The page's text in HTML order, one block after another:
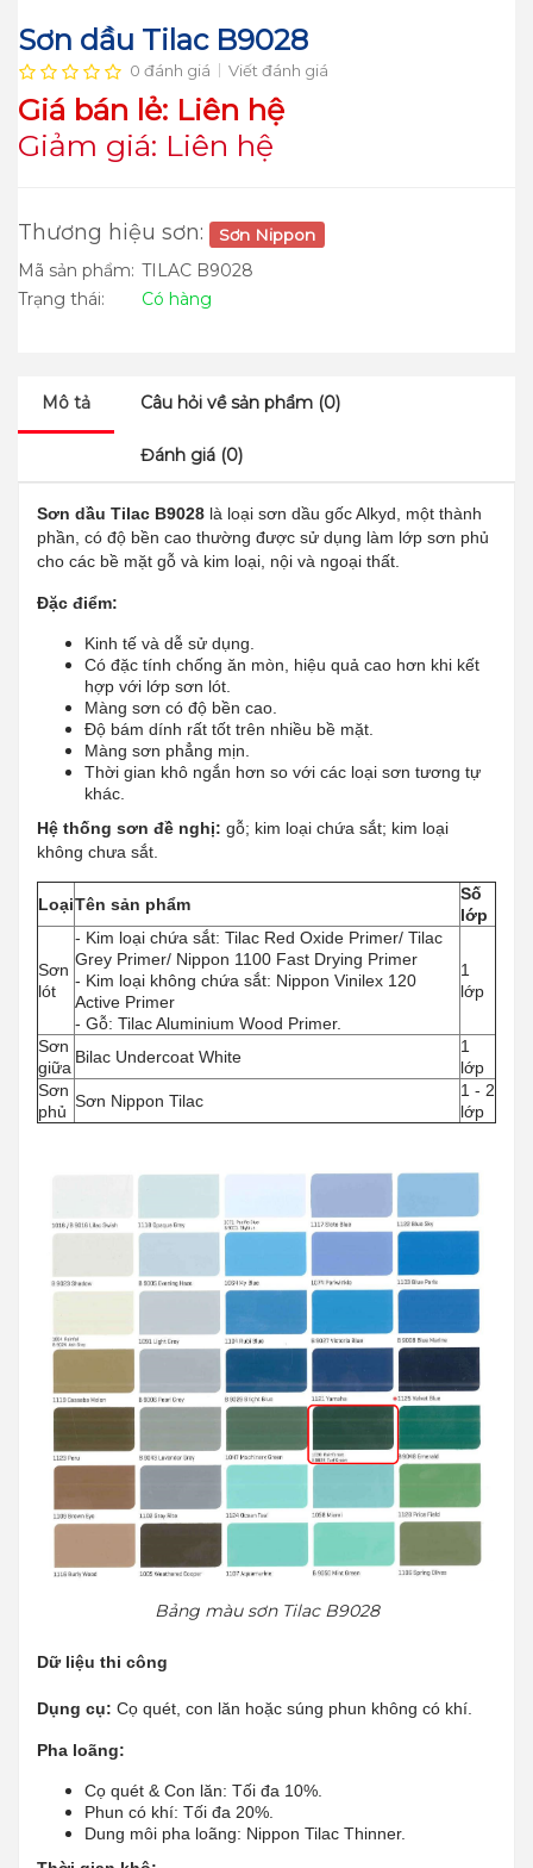
Sơn dầu Tilac B9028
0 đánh giá Viết đánh giá
Giá bán lẻ: Liên hệ
Giảm giá: Liên hệ
Thương hiệu sơn: Sơn Nippon
Mã sản phẩm: TILAC B9028
Trạng thái:
Có hàng
Mô tả Câu hỏi về sản phẩm (0)
Đánh giá (0)
Sơn dầu Tilac B9028 là loại sơn dầu gốc Alkyd, một thành
phần, có độ bền cao thường được sử dụng làm lớp sơn phủ
cho các bề mặt gỗ và kim loại, nội và ngoại thất.
Đặc điểm:
Kinh tế và dễ sử dụng.
Có đặc tính chống ăn mòn, hiệu quả cao hơn khi kết
hợp với lớp sơn lót.
Màng sơn có độ bền cao.
Độ bám dính rất tốt trên nhiều bề mặt.
Màng sơn phẳng mịn.
Thời gian khô ngắn hơn so với các loại sơn tương tự
khác.
Hệ thống sơn đề nghị: gỗ; kim loại chứa sắt; kim loại
không chưa sắt.
LoạiTên sản phẩm
Số
lớp
Sơn
lót
- Kim loại chứa sắt: Tilac Red Oxide Primer/ Tilac
Grey Primer/ Nippon 1100 Fast Drying Primer
- Kim loại không chứa sắt: Nippon Vinilex 120
Active Primer
- Gỗ: Tilac Aluminium Wood Primer.
1
lớp
Sơn
giữa
Bilac Undercoat White
1
lớp
Sơn
phủ
Sơn Nippon Tilac
1 - 2
lớp
Bảng màu sơn Tilac B9028
Dữ liệu thi công
Dụng cụ: Cọ quét, con lăn hoặc súng phun không có khí.
Pha loãng:
Cọ quét & Con lăn: Tối đa 10%.
Phun có khí: Tối đa 20%.
Dung môi pha loãng: Nippon Tilac Thinner.